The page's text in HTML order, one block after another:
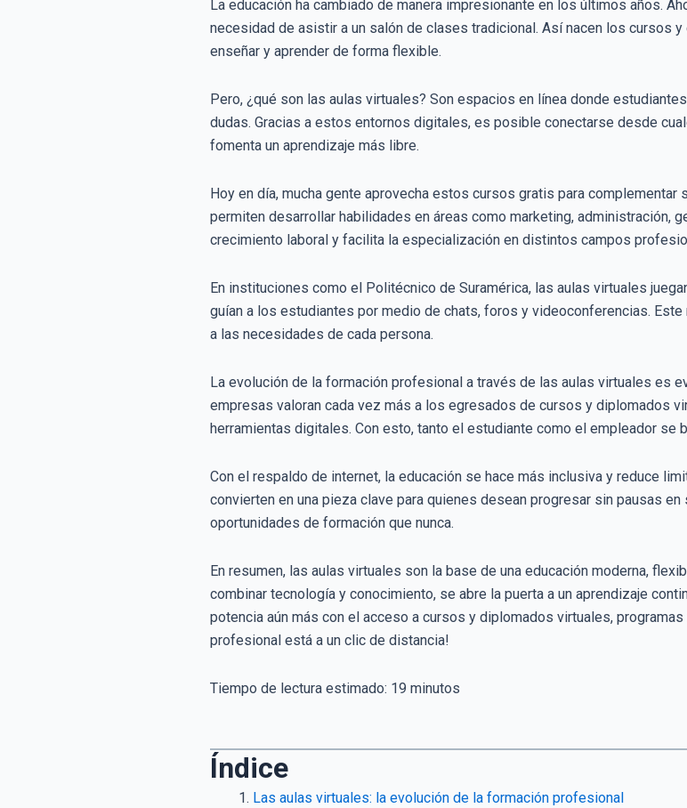
La educación ha cambiado de manera impresionante en los últimos años.
necesidad de asistir a un salón de clases tradicional. Así nacen los cursos
enseñar y aprender de forma flexible.
Pero, ¿qué son las aulas virtuales? Son espacios en línea donde
dudas. Gracias a estos entornos digitales, es posible conectarse desde
fomenta un aprendizaje más libre.
Hoy en día, mucha gente aprovecha estos cursos gratis para
permiten desarrollar habilidades en áreas como marketing, administración,
crecimiento laboral y facilita la especialización en distintos campos
En instituciones como el Politécnico de Suramérica, las aulas virtuales
guían a los estudiantes por medio de chats, foros y videoconferencias.
a las necesidades de cada persona.
La evolución de la formación profesional a través de las aulas virtuales es
empresas valoran cada vez más a los egresados de cursos y diplomados
herramientas digitales. Con esto, tanto el estudiante como el empleador se
Con el respaldo de internet, la educación se hace más inclusiva y reduce
convierten en una pieza clave para quienes desean progresar sin pausas
oportunidades de formación que nunca.
En resumen, las aulas virtuales son la base de una educación moderna,
combinar tecnología y conocimiento, se abre la puerta a un aprendizaje
potencia aún más con el acceso a cursos y diplomados virtuales,
profesional está a un clic de distancia!
Tiempo de lectura estimado: 19 minutos
Índice
Las aulas virtuales: la evolución de la formación profesional